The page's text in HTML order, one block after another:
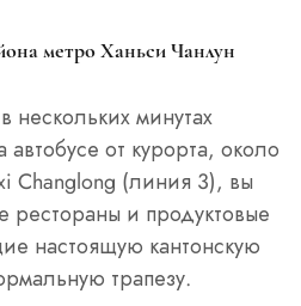
метро Ханьси Чанлун
нескольких минутах
от курорта, около
Changlong (линия 3), вы
и продуктовые
настоящую кантонскую
трапезу.